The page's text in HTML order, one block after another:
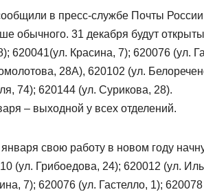
в пресс-службе Почты
обычного. 31 декабря будут
620041(ул. Красина, 7); 620076 (ул.
28А), 620102 (ул.
74); 620144 (ул. Сурикова, 28).
– выходной у всех отделений.
свою работу в новом году
(ул. Грибоедова, 24); 620012 (ул.
7); 620076 (ул. Гастелло, 1);